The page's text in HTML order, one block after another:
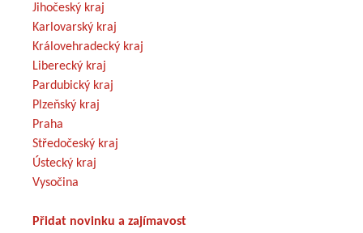
Jihočeský kraj
Karlovarský kraj
Královehradecký kraj
Liberecký kraj
Pardubický kraj
Plzeňský kraj
Praha
Středočeský kraj
Ústecký kraj
Vysočina
Přidat novinku a zajímavost